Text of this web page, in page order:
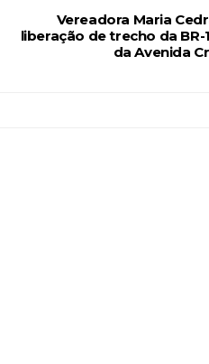
Vereadora Maria
liberação de trecho da BR-
da Avenida